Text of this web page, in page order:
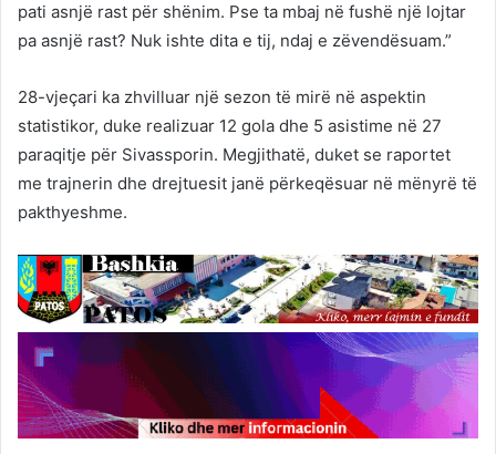
pati asnjë rast për shënim. Pse ta mbaj në fushë një lojtar
pa asnjë rast? Nuk ishte dita e tij, ndaj e zëvendësuam.”
28-vjeçari ka zhvilluar një sezon të mirë në aspektin
statistikor, duke realizuar 12 gola dhe 5 asistime në 27
paraqitje për Sivassporin. Megjithatë, duket se raportet
me trajnerin dhe drejtuesit janë përkeqësuar në mënyrë të
pakthyeshme.